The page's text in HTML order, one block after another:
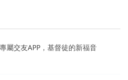
屬交友APP，基督徒的新福音